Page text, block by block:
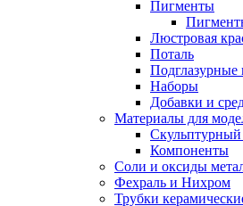
Пигменты
Люстровая
Поталь
Наборы
Добавки и
Материалы для
Скульптурный
Компоненты
Соли и оксиды
Фехраль и Нихром
Трубки